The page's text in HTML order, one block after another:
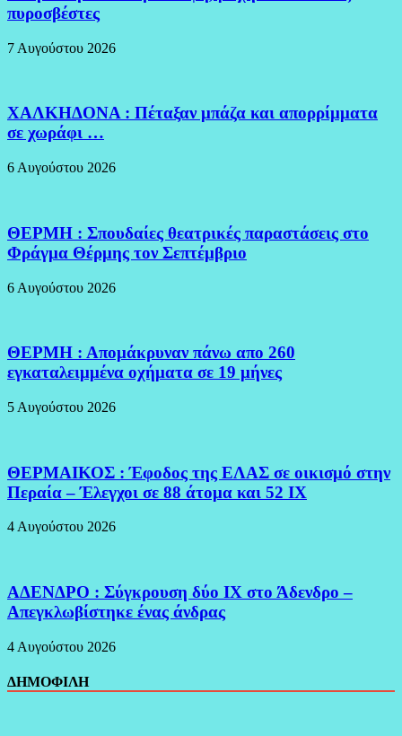
πυροσβέστες
7 Αυγούστου 2026
ΧΑΛΚΗΔΟΝΑ : Πέταξαν μπάζα και απορρίμματα
σε χωράφι …
6 Αυγούστου 2026
ΘΕΡΜΗ : Σπουδαίες θεατρικές παραστάσεις στο
Φράγμα Θέρμης τον Σεπτέμβριο
6 Αυγούστου 2026
ΘΕΡΜΗ : Απομάκρυναν πάνω απο 260
εγκαταλειμμένα οχήματα σε 19 μήνες
5 Αυγούστου 2026
ΘΕΡΜΑΙΚΟΣ : Έφοδος της ΕΛΑΣ σε οικισμό στην
Περαία – Έλεγχοι σε 88 άτομα και 52 ΙΧ
4 Αυγούστου 2026
ΑΔΕΝΔΡΟ : Σύγκρουση δύο ΙΧ στο Άδενδρο –
Απεγκλωβίστηκε ένας άνδρας
4 Αυγούστου 2026
ΔΗΜΟΦΙΛΗ